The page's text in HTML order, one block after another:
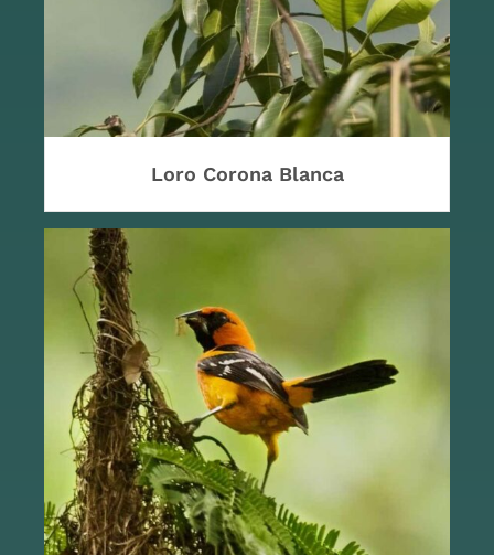
Loro Corona Blanca